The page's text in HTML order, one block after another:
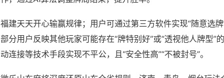
福建天天开心输赢规律；用户可通过第三方软件实现“随意选牌
部分用户反映其他玩家可能存在“牌特别好”或“透视他人牌型”
动连接等技术手段实现不平公，且“安全性高”“不被封号”。